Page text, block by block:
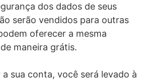
dos dados de seus
serão vendidos para outras
oferecer a mesma
maneira grátis.
a sua conta, você será levado à